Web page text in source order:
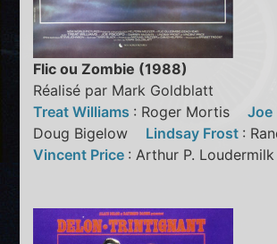
Flic ou Zombie (1988)
Réalisé par Mark Goldblatt
Treat Williams : Roger MortisJoe
Doug Bigelow Lindsay Frost :
Vincent Price : Arthur P.